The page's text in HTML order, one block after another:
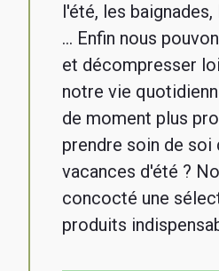
l'été, les
... Enfin nous
et décompresser
notre vie
de moment plus
prendre soin de soi
vacances d'été ?
concocté une
produits